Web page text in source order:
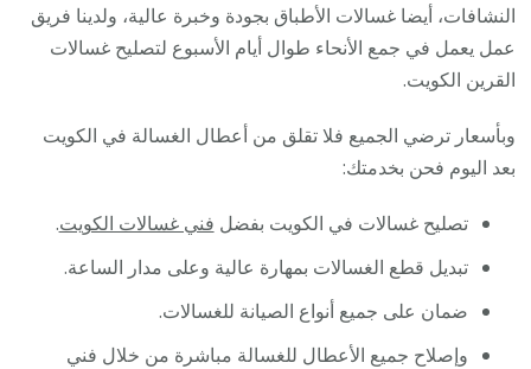
النشافات، أيضا غسالات الأطباق بجودة وخبرة عالية، ولدينا فريق
عمل يعمل في جمع الأنحاء طوال أيام الأسبوع لتصليح غسالات
القرين الكويت.
وبأسعار ترضي الجميع فلا تقلق من أعطال الغسالة في الكويت
بعد اليوم فحن بخدمتك:
تصليح غسالات في الكويت بفضل فني غسالات الكويت.
تبديل قطع الغسالات بمهارة عالية وعلى مدار الساعة.
ضمان على جميع أنواع الصيانة للغسالات.
وإصلاح جميع الأعطال للغسالة مباشرة من خلال فني